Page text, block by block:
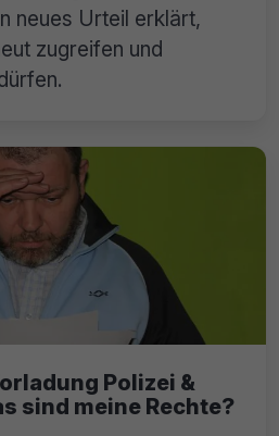
neues Urteil erklärt,
zugreifen und
Polizei &
sind meine Rechte?